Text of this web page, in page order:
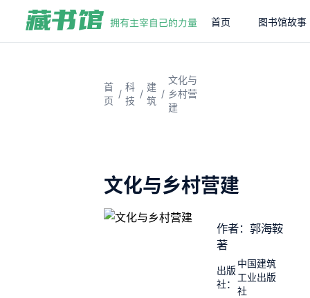
首页 图书馆故事
首
页
/
科
技
/
建
筑
/
文化与
乡村营
建
文化与乡村营建
作者：郭海鞍
著
出版
社：
中国建筑
工业出版
社